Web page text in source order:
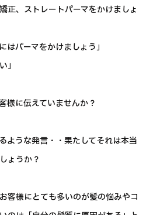
正、ストレートパーマをかけましょ
はパーマをかけましょう」
」
様に伝えていませんか？
ような発言・・果たしてそれは本当
ょうか？
客様にとても多いのが髪の悩みやコ